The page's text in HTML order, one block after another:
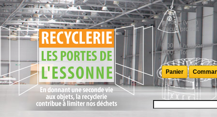
product (vide)
Aucun produit
0,00 €
Livraison
0,00 € Total
Panier